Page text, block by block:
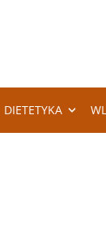
DIETETYKA